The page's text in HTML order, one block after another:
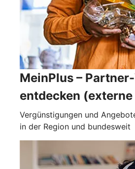
MeinPlus –
entdecken
Vergünstigungen und
in der Region und bundesweit